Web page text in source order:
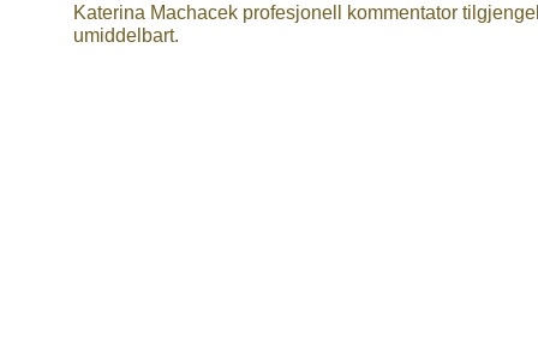
Katerina Machacek profesjonell kommentator
umiddelbart.